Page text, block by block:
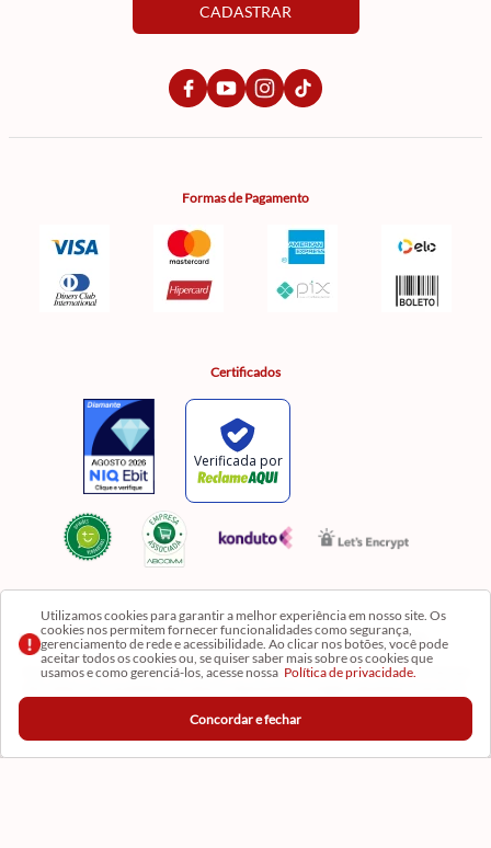
Utilizamos cookies para garantir a melhor experiência em nosso site. Os
cookies nos permitem fornecer funcionalidades como segurança,
gerenciamento de rede e acessibilidade. Ao clicar nos botões, você pode
aceitar todos os cookies ou, se quiser saber mais sobre os cookies que
usamos e como gerenciá-los, acesse nossa Política de privacidade.
Concordar e fechar
CADASTRAR
Formas de Pagamento
Certificados
Razão Social: Comercial Luzia Meire de Gêneros Alimentícios LTDA | CNPJ:
08.991.182/0001-11
Os preços, produtos e quantidades da Loja Virtual não se aplicam aos da Loja Física. Na Loja